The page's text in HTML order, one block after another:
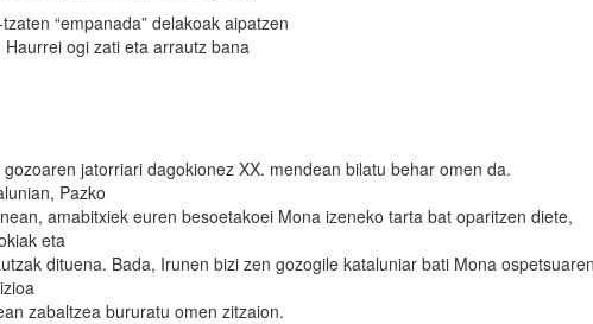
“empanada” delakoak aipatzen
ogi zati eta arrautz bana
gozoaren jatorriari dagokionez XX. mendean bilatu behar omen da.
Pazko
amabitxiek euren besoetakoei Mona izeneko tarta bat oparitzen diete,
eta
dituena. Bada, Irunen bizi zen gozogile kataluniar bati Mona ospetsuaren
zabaltzea bururatu omen zitzaion.